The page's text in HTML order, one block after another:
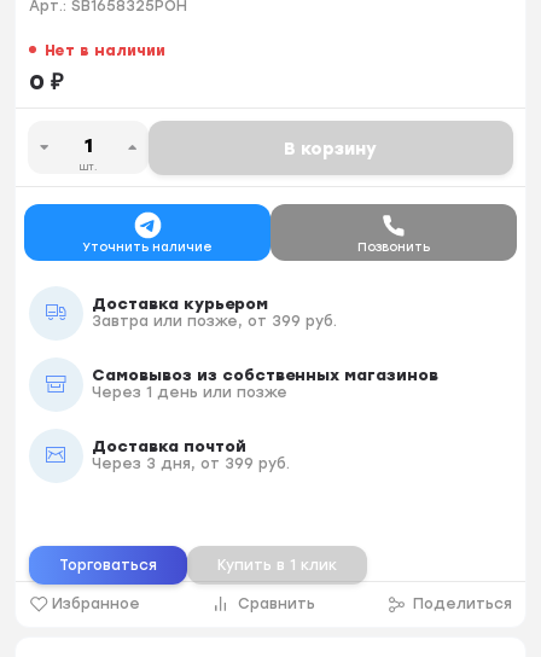
Арт.: SB1658325POH
Нет в наличии
0 ₽
шт.
В корзину
Уточнить наличие Позвонить
Доставка курьером
Завтра или позже, от 399 руб.
Самовывоз из собственных магазинов
Через 1 день или позже
Доставка почтой
Через 3 дня, от 399 руб.
Избранное Сравнить Поделиться
Торговаться Купить в 1 клик